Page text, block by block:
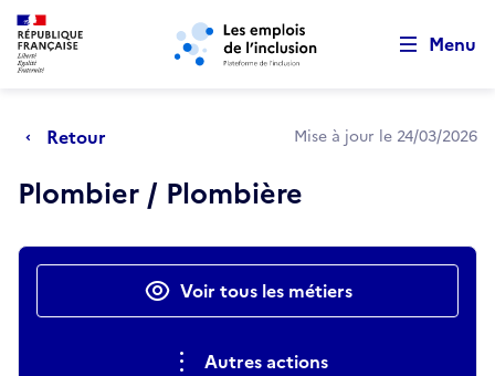
Aller au menu principal Aller au contenu principal
Menu
Retour Mise à jour le 24/03/2026
Plombier / Plombière
Actions rapidesVoir tous les métiers
Autres actions
Retour au début de la page
Panneau de gestion des cookies